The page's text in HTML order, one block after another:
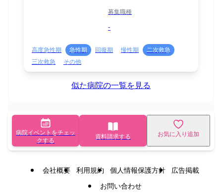
募集職種
-
高度急性期 急性期 回復期 慢性期
二次救急
三次救急
その他
似た病院の一覧を見る
病院イベントをチェッ
クする
資料請求する お気に入り追加
会社概要 利用規約 個人情報保護方針
広告掲載
お問い合わせ